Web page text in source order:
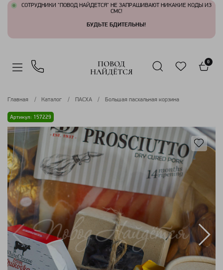
СОТРУДНИКИ "ПОВОД НАЙДЕТСЯ" НЕ ЗАПРАШИВАЮТ НИКАКИЕ КОДЫ ИЗ
СМС!
БУДЬТЕ БДИТЕЛЬНЫ!
ПОВОД
НАЙДЁТСЯ
0
Главная Каталог ПАСХА Большая пасхальная корзина
Артикул: 157229